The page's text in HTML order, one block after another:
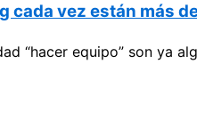
cada vez están más
“hacer equipo” son ya